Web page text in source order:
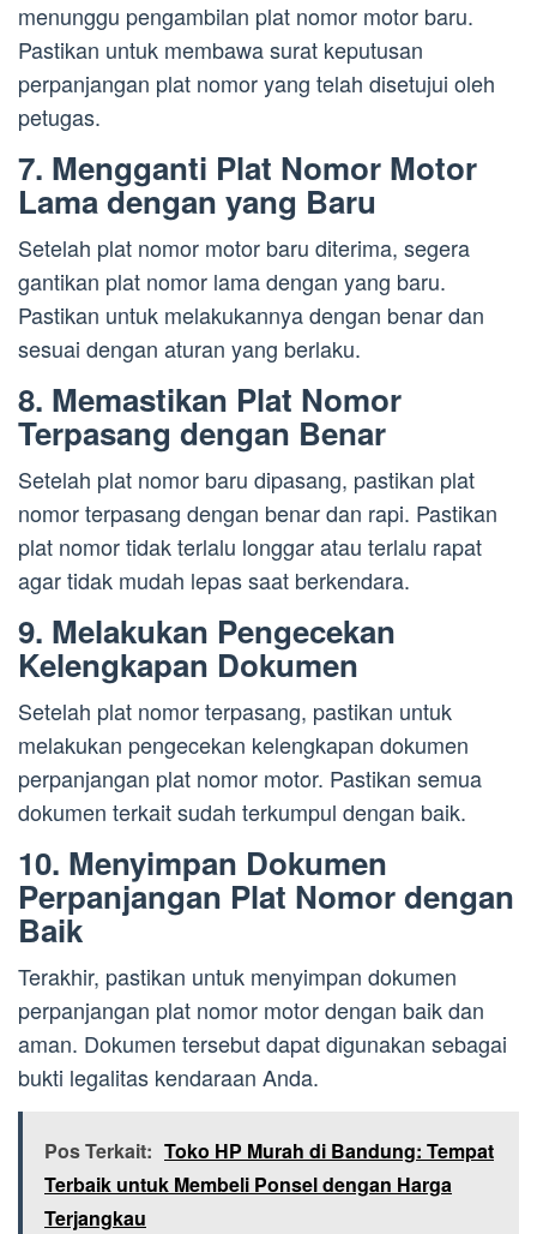
menunggu pengambilan plat nomor motor baru.
Pastikan untuk membawa surat keputusan
perpanjangan plat nomor yang telah disetujui oleh
petugas.
7. Mengganti Plat Nomor Motor
Lama dengan yang Baru
Setelah plat nomor motor baru diterima, segera
gantikan plat nomor lama dengan yang baru.
Pastikan untuk melakukannya dengan benar dan
sesuai dengan aturan yang berlaku.
8. Memastikan Plat Nomor
Terpasang dengan Benar
Setelah plat nomor baru dipasang, pastikan plat
nomor terpasang dengan benar dan rapi. Pastikan
plat nomor tidak terlalu longgar atau terlalu rapat
agar tidak mudah lepas saat berkendara.
9. Melakukan Pengecekan
Kelengkapan Dokumen
Setelah plat nomor terpasang, pastikan untuk
melakukan pengecekan kelengkapan dokumen
perpanjangan plat nomor motor. Pastikan semua
dokumen terkait sudah terkumpul dengan baik.
10. Menyimpan Dokumen
Perpanjangan Plat Nomor dengan
Baik
Terakhir, pastikan untuk menyimpan dokumen
perpanjangan plat nomor motor dengan baik dan
aman. Dokumen tersebut dapat digunakan sebagai
bukti legalitas kendaraan Anda.
Pos Terkait: Toko HP Murah di Bandung: Tempat
Terbaik untuk Membeli Ponsel dengan Harga
Terjangkau